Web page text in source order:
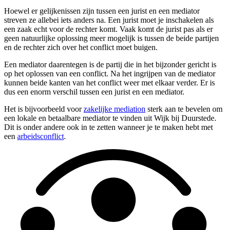
Hoewel er gelijkenissen zijn tussen een jurist en een mediator
streven ze allebei iets anders na. Een jurist moet je inschakelen als
een zaak echt voor de rechter komt. Vaak komt de jurist pas als er
geen natuurlijke oplossing meer mogelijk is tussen de beide partijen
en de rechter zich over het conflict moet buigen.
Een mediator daarentegen is de partij die in het bijzonder gericht is
op het oplossen van een conflict. Na het ingrijpen van de mediator
kunnen beide kanten van het conflict weer met elkaar verder. Er is
dus een enorm verschil tussen een jurist en een mediator.
Het is bijvoorbeeld voorzakelijke mediation sterk aan te bevelen om
een lokale en betaalbare mediator te vinden uit Wijk bij Duurstede.
Dit is onder andere ook in te zetten wanneer je te maken hebt met
een arbeidsconflict.